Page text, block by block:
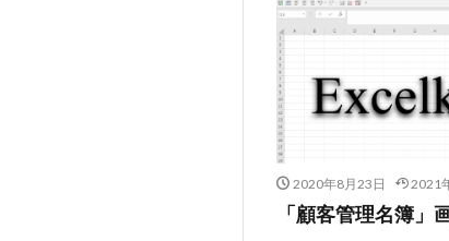
2020年8月23日 2021
「顧客管理名簿」
プログラ
#中国製
BWV
VB.NET
検索